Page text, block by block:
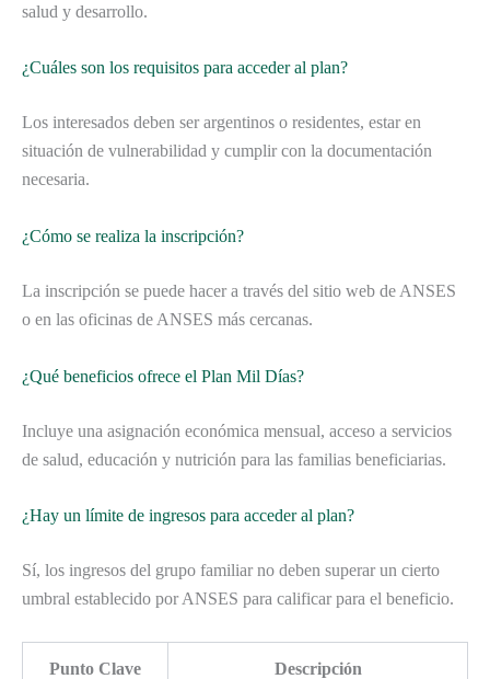
salud y desarrollo.
¿Cuáles son los requisitos para acceder al plan?
Los interesados deben ser argentinos o residentes, estar en
situación de vulnerabilidad y cumplir con la documentación
necesaria.
¿Cómo se realiza la inscripción?
La inscripción se puede hacer a través del sitio web de ANSES
o en las oficinas de ANSES más cercanas.
¿Qué beneficios ofrece el Plan Mil Días?
Incluye una asignación económica mensual, acceso a servicios
de salud, educación y nutrición para las familias beneficiarias.
¿Hay un límite de ingresos para acceder al plan?
Sí, los ingresos del grupo familiar no deben superar un cierto
umbral establecido por ANSES para calificar para el beneficio.
Punto Clave Descripción